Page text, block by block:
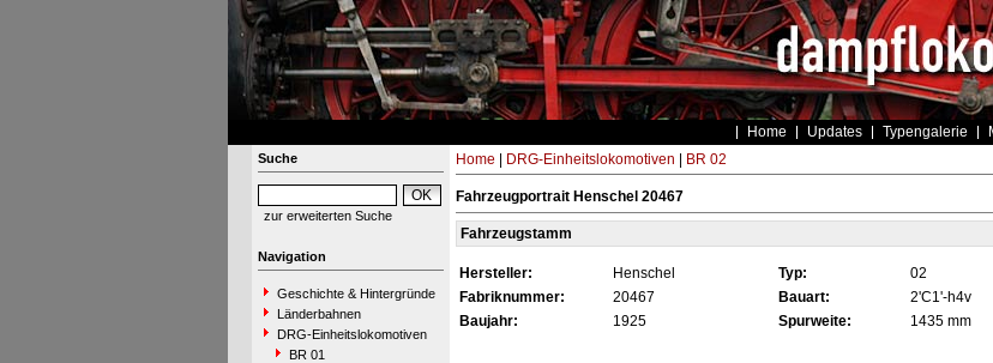
Home Updates Typengalerie
Suche
zur erweiterten Suche
Navigation
Geschichte & Hintergründe
Länderbahnen
DRG-Einheitslokomotiven
BR 01
Home DRG-Einheitslokomotiven BR 02
Fahrzeugportrait Henschel 20467
Fahrzeugstamm
Hersteller: Henschel Typ: 02
Fabriknummer:
20467 Bauart: 2'C1'-h4v
Baujahr:
1925 Spurweite:
1435 mm